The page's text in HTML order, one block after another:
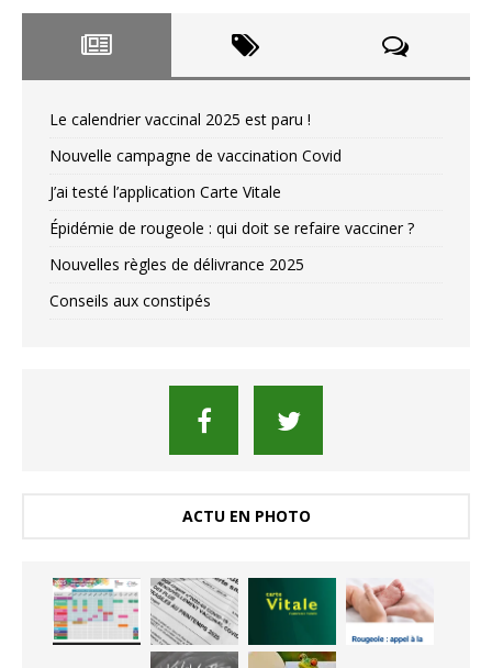
Le calendrier vaccinal 2025 est paru !
Nouvelle campagne de vaccination Covid
J’ai testé l’application Carte Vitale
Épidémie de rougeole : qui doit se refaire vacciner ?
Nouvelles règles de délivrance 2025
Conseils aux constipés
ACTU EN PHOTO